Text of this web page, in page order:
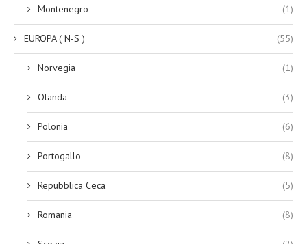
Montenegro (1)
EUROPA ( N-S ) (55)
Norvegia (1)
Olanda (3)
Polonia (6)
Portogallo (8)
Repubblica Ceca (5)
Romania (8)